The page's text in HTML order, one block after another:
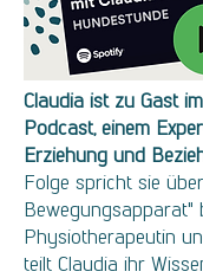
Claudia ist zu Gast
Podcast, einem
Erziehung und
Folge spricht sie
Bewegungsapparat"
Physiotherapeutin
teilt Claudia ihr